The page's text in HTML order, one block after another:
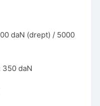
daN (drept) / 5000
daN